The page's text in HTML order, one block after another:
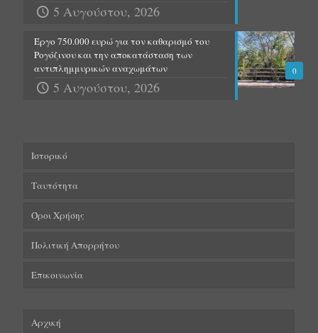
5 Αυγούστου, 2026
0
Έργο 750.000 ευρώ για τον καθαρισμό του
Ρογόζινου και την αποκατάσταση των
αντιπλημμυρικών αναχωμάτων
5 Αυγούστου, 2026
Ιστορικό
Ταυτότητα
Όροι Χρήσης
Πολιτική Απορρήτου
Επικοινωνία
Αρχική